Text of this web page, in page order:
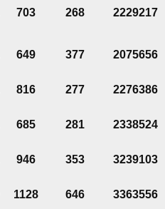
703 268 2229217
649 377 2075656
816 277 2276386
685 281 2338524
946 353 3239103
1128 646 3363556